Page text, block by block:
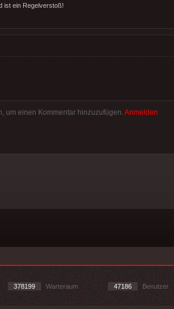
ist ein Regelverstoß!
um einen Kommentar hinzuzufügen. Anmelden
378199 Warteraum 47186 Benutzer